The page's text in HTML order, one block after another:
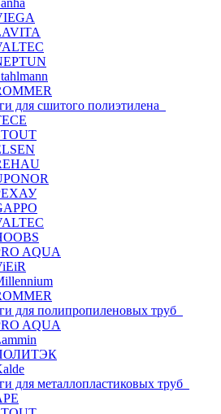
для сшитого полиэтилена
AQUA
для полипропиленовых труб
AQUA
для металлопластиковых труб